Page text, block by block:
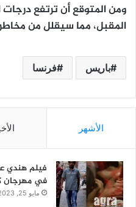
ومن المتوقع أن ترتفع درجات
المقبل، مما سيقلل من
باريس فرنسا
الأشهر
فيلم هندي
في مهرجان
مايو 25, 2023